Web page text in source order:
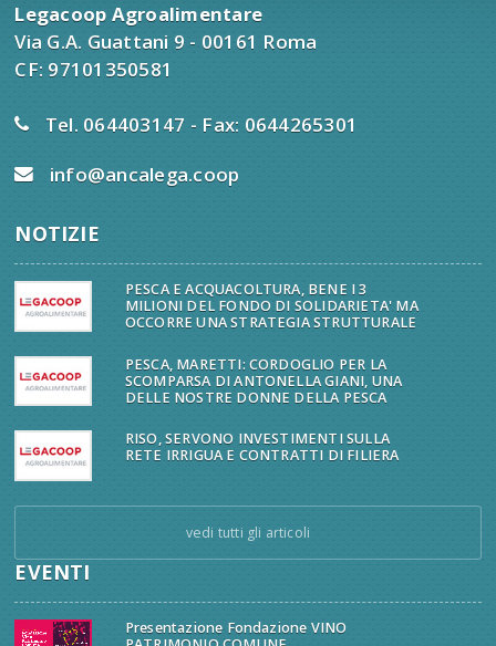
Legacoop Agroalimentare
Via G.A. Guattani 9 - 00161 Roma
CF: 97101350581
Tel. 064403147 - Fax: 0644265301
info@ancalega.coop
NOTIZIE
PESCA E ACQUACOLTURA, BENE I 3
MILIONI DEL FONDO DI SOLIDARIETA' MA
OCCORRE UNA STRATEGIA STRUTTURALE
PESCA, MARETTI: CORDOGLIO PER LA
SCOMPARSA DI ANTONELLA GIANI, UNA
DELLE NOSTRE DONNE DELLA PESCA
RISO, SERVONO INVESTIMENTI SULLA
RETE IRRIGUA E CONTRATTI DI FILIERA
vedi tutti gli articoli
EVENTI
Presentazione Fondazione VINO